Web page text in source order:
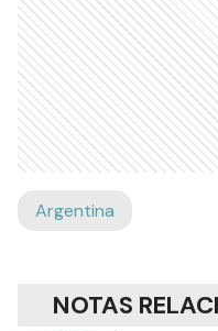
Argentina
NOTAS